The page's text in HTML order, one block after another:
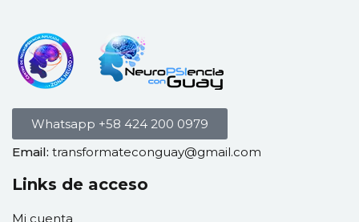
Whatsapp +58 424 200 0979
Email: transformateconguay@gmail.com
Links de acceso
Mi cuenta